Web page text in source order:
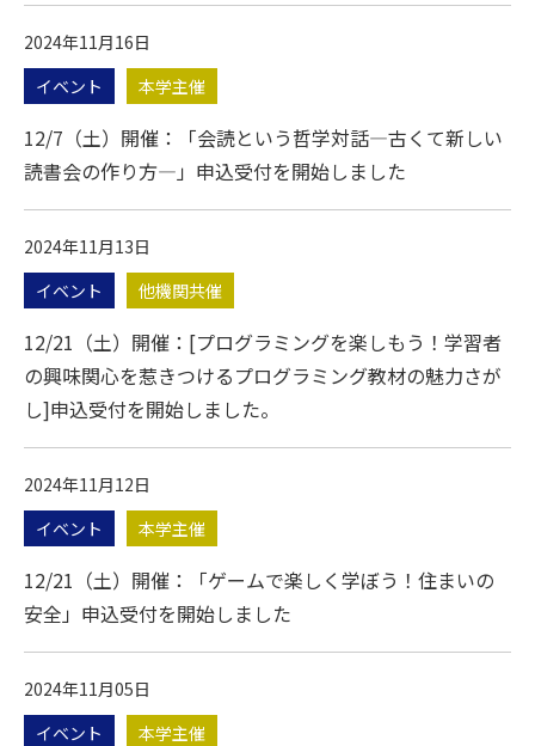
2024年11月16日
イベント
本学主催
12/7（土）開催：「会読という哲学対話―古くて新しい
読書会の作り方―」申込受付を開始しました
2024年11月13日
イベント
他機関共催
12/21（土）開催：[プログラミングを楽しもう！学習者
の興味関心を惹きつけるプログラミング教材の魅力さが
し]申込受付を開始しました。
2024年11月12日
イベント
本学主催
12/21（土）開催：「ゲームで楽しく学ぼう！住まいの
安全」申込受付を開始しました
2024年11月05日
イベント
本学主催